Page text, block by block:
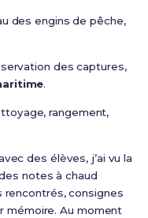
des engins de pêche,
des captures,
.
rangement,
des élèves, j’ai vu la
notes à chaud
consignes
mémoire. Au moment